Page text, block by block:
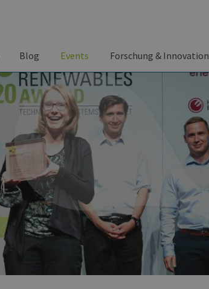
Blog Events Forschung & Innovation